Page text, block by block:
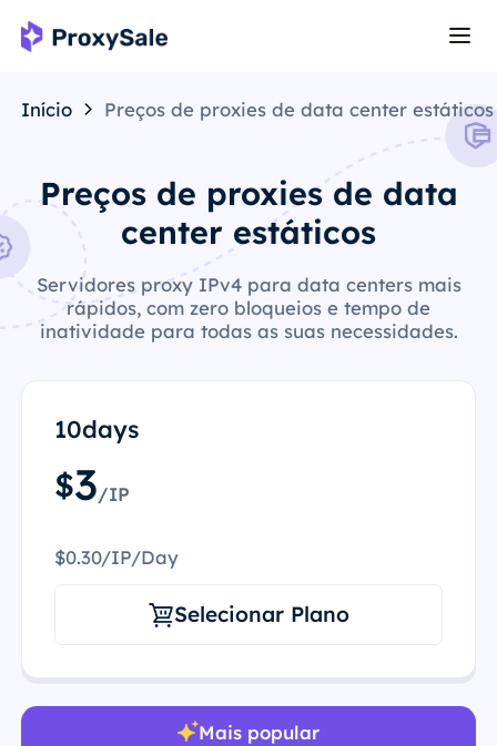
Início Preços de proxies de data center estáticos
Preços de proxies de data
center estáticos
Servidores proxy IPv4 para data centers mais
rápidos, com zero bloqueios e tempo de
inatividade para todas as suas necessidades.
10days
$3/IP
$0.30/IP/Day
Selecionar Plano
Mais popular